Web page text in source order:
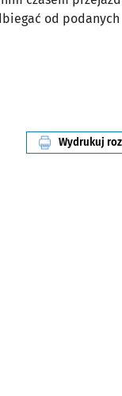
od podanych
Wydrukuj
linii